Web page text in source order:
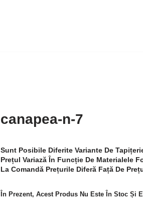
canapea-n-7
Sunt Posibile Diferite Variante De
Prețul Variază În Funcție De Materialele
La Comandă Prețurile Diferă Față De
În Prezent, Acest Produs Nu Este În Stoc Și